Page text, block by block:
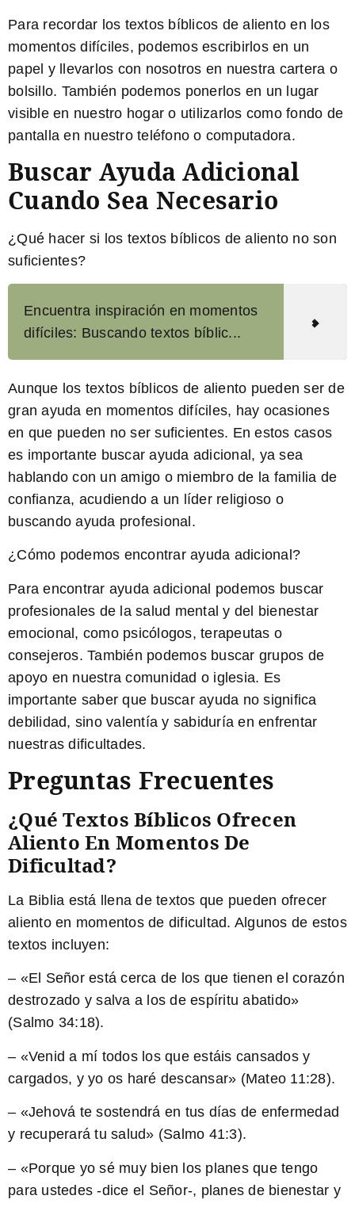
Para recordar los textos bíblicos de aliento en los
momentos difíciles, podemos escribirlos en un
papel y llevarlos con nosotros en nuestra cartera o
bolsillo. También podemos ponerlos en un lugar
visible en nuestro hogar o utilizarlos como fondo de
pantalla en nuestro teléfono o computadora.
Buscar Ayuda Adicional
Cuando Sea Necesario
¿Qué hacer si los textos bíblicos de aliento no son
suficientes?
Encuentra inspiración en momentos
difíciles: Buscando textos bíblic...
Aunque los textos bíblicos de aliento pueden ser de
gran ayuda en momentos difíciles, hay ocasiones
en que pueden no ser suficientes. En estos casos
es importante buscar ayuda adicional, ya sea
hablando con un amigo o miembro de la familia de
confianza, acudiendo a un líder religioso o
buscando ayuda profesional.
¿Cómo podemos encontrar ayuda adicional?
Para encontrar ayuda adicional podemos buscar
profesionales de la salud mental y del bienestar
emocional, como psicólogos, terapeutas o
consejeros. También podemos buscar grupos de
apoyo en nuestra comunidad o iglesia. Es
importante saber que buscar ayuda no significa
debilidad, sino valentía y sabiduría en enfrentar
nuestras dificultades.
Preguntas Frecuentes
¿Qué Textos Bíblicos Ofrecen
Aliento En Momentos De
Dificultad?
La Biblia está llena de textos que pueden ofrecer
aliento en momentos de dificultad. Algunos de estos
textos incluyen:
– «El Señor está cerca de los que tienen el corazón
destrozado y salva a los de espíritu abatido»
(Salmo 34:18).
– «Venid a mí todos los que estáis cansados y
cargados, y yo os haré descansar» (Mateo 11:28).
– «Jehová te sostendrá en tus días de enfermedad
y recuperará tu salud» (Salmo 41:3).
– «Porque yo sé muy bien los planes que tengo
para ustedes -dice el Señor-, planes de bienestar y